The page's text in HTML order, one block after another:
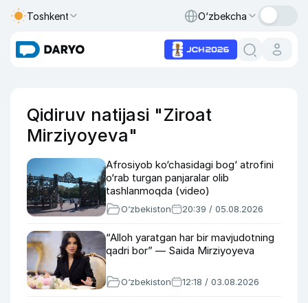
Toshkent O‘zbekcha
Qidiruv natijasi "Ziroat
Mirziyoyeva"
Afrosiyob ko‘chasidagi bog‘ atrofini
o‘rab turgan panjaralar olib
tashlanmoqda (video)
O‘zbekiston 20:39 / 05.08.2026
“Alloh yaratgan har bir mavjudotning
qadri bor” — Saida Mirziyoyeva
O‘zbekiston 12:18 / 03.08.2026